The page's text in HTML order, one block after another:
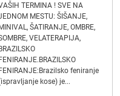
TERMINA ! SVE NA
MESTU: ŠIŠANJE,
MINIVAL, ŠATIRANJE, OMBRE,
VELATERAPIJA,
BRAZILSKO
FENIRANJE.BRAZILSKO
FENIRANJE:Brazilsko feniranje
kose) je...